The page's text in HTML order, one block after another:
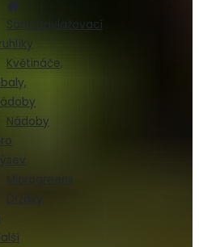
Samozavlažovací
Květináče,
Nádoby
Microgreens
Držáky